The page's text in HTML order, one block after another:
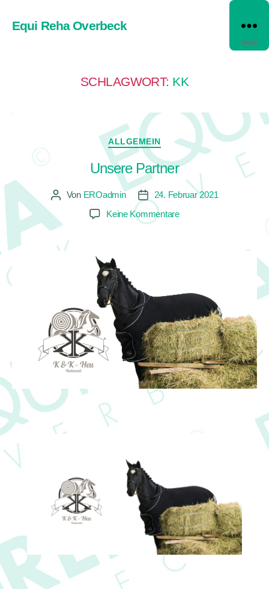
Equi Reha Overbeck
Menü
SCHLAGWORT: KK
ALLGEMEIN
Unsere Partner
Von EROadmin
24. Februar 2021
Keine Kommentare